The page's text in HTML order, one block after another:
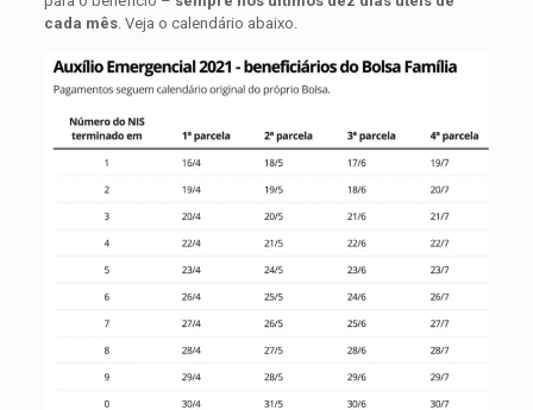
cada mês. Veja o calendário abaixo.